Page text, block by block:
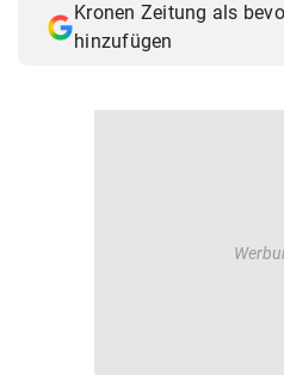
Kronen Zeitung als
hinzufügen